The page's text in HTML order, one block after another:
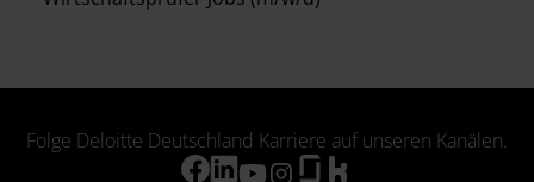
Folge Deloitte Deutschland Karriere auf unseren Kanälen.